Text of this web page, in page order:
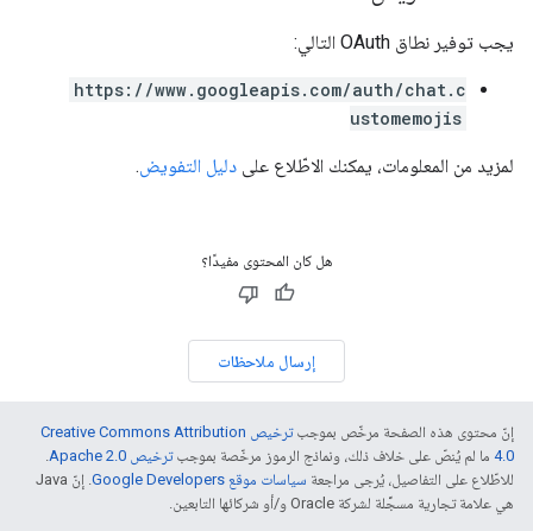
يجب توفير نطاق OAuth التالي:
https://www.googleapis.com/auth/chat.c
ustomemojis
لمزيد من المعلومات، يمكنك الاطّلاع على دليل التفويض.
هل كان المحتوى مفيدًا؟
إرسال ملاحظات
إنّ محتوى هذه الصفحة مرخّص بموجب
ترخيص Creative Commons Attribution
4.0‏ ما لم يُنصّ على خلاف ذلك، ونماذج الرموز مرخّصة بموجبترخيص Apache 2.0‏
.
للاطّلاع على التفاصيل، يُرجى مراجعة سياسات موقع Google Developers‏
. إنّ Java
هي علامة تجارية مسجَّلة لشركة Oracle و/أو شركائها التابعين.